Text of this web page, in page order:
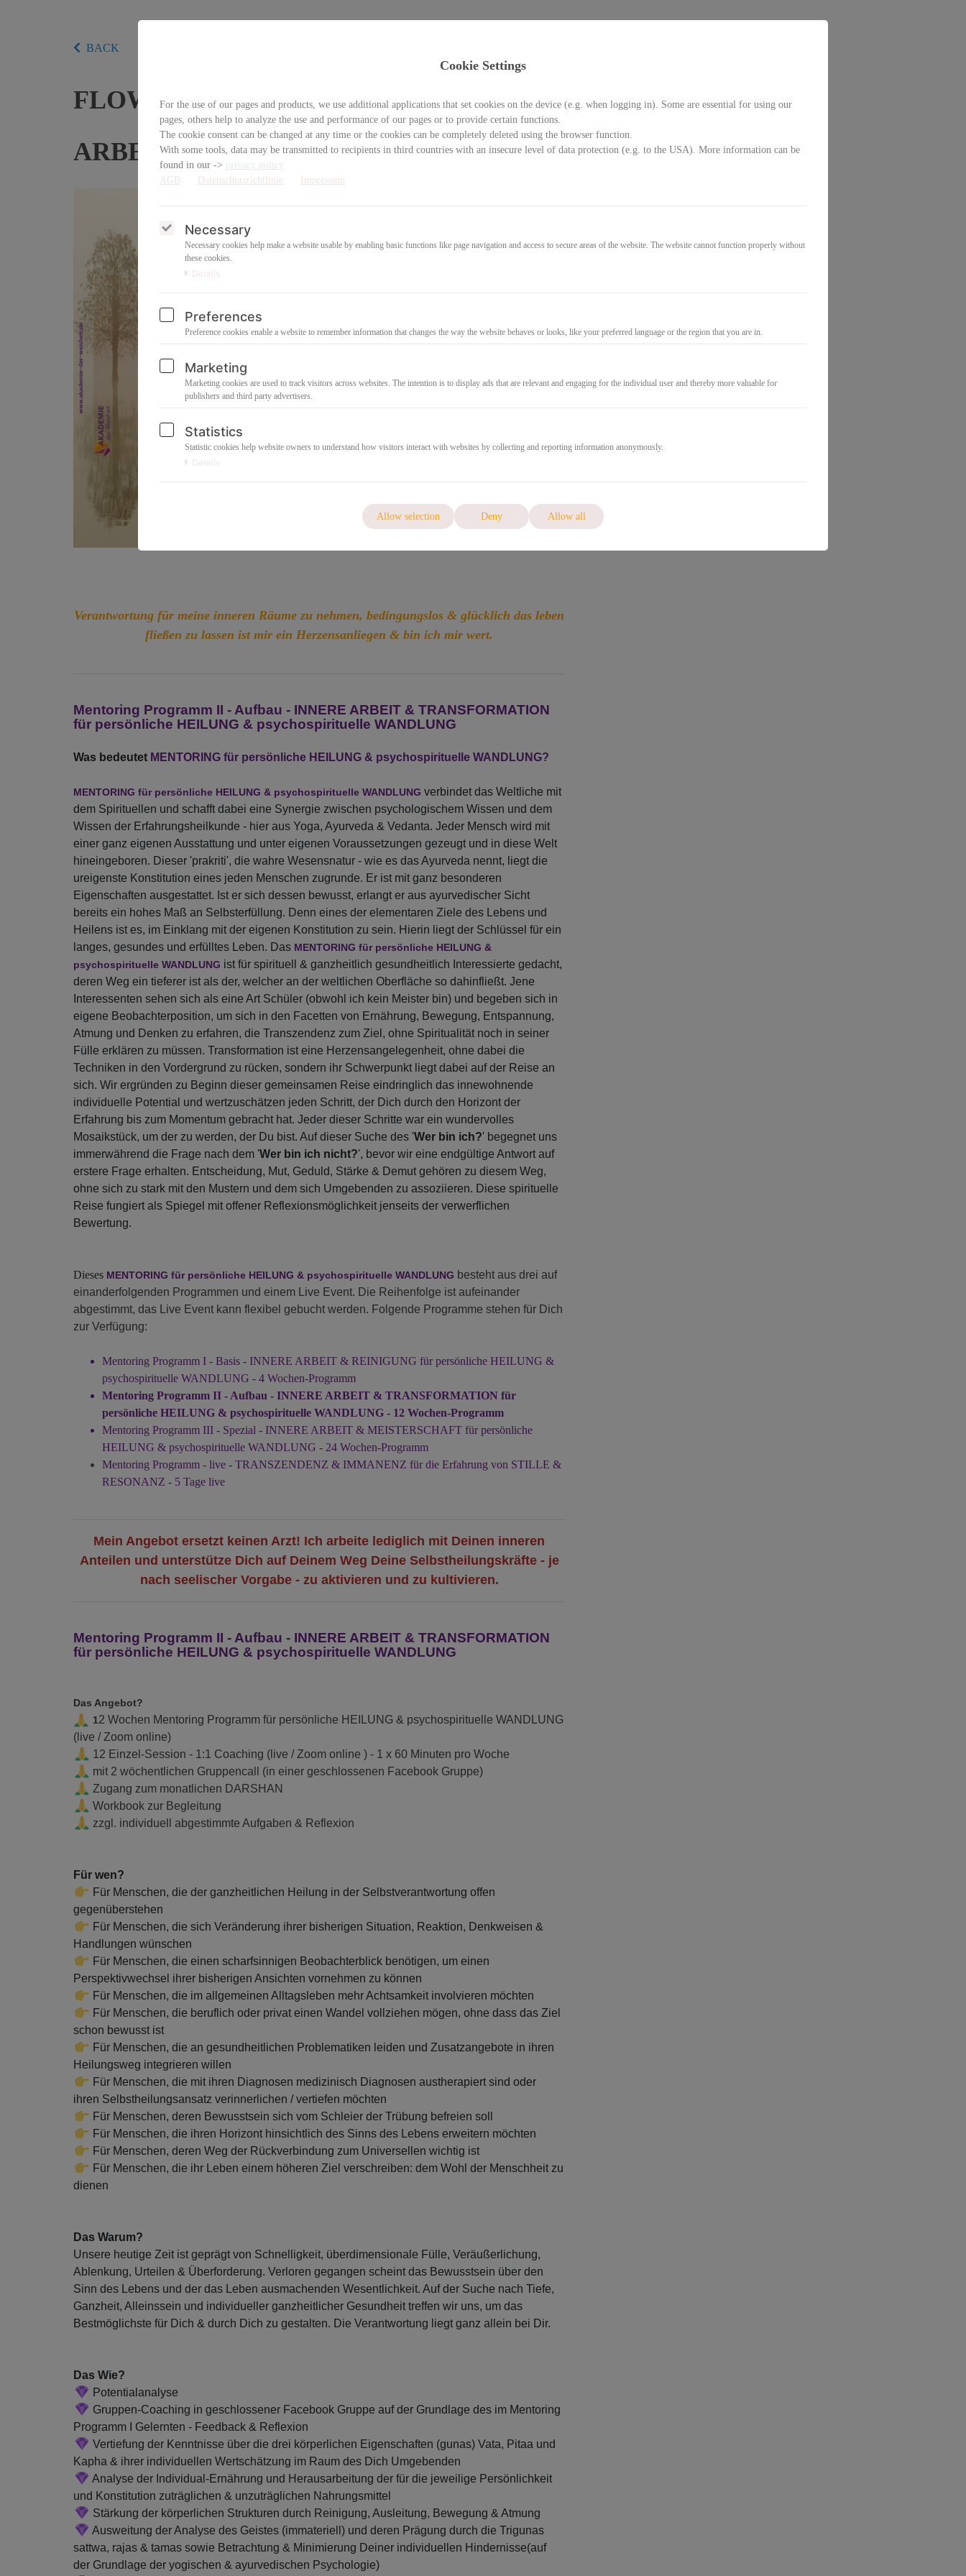
BACK
FLOW OF INNER SILENCE Mentoring Programm II - INNERE
ARBEIT & TRANSFORMATION
3.600,00€
Verantwortung für meine inneren Räume zu nehmen, bedingungslos & glücklich das leben
fließen zu lassen ist mir ein Herzensanliegen & bin ich mir wert.
Mentoring Programm II - Aufbau - INNERE ARBEIT & TRANSFORMATION
für persönliche HEILUNG & psychospirituelle WANDLUNG
Was bedeutet MENTORING für persönliche HEILUNG & psychospirituelle WANDLUNG?
MENTORING für persönliche HEILUNG & psychospirituelle WANDLUNG verbindet das Weltliche mit
dem Spirituellen und schafft dabei eine Synergie zwischen psychologischem Wissen und dem
Wissen der Erfahrungsheilkunde - hier aus Yoga, Ayurveda & Vedanta. Jeder Mensch wird mit
einer ganz eigenen Ausstattung und unter eigenen Voraussetzungen gezeugt und in diese Welt
hineingeboren. Dieser 'prakriti', die wahre Wesensnatur - wie es das Ayurveda nennt, liegt die
ureigenste Konstitution eines jeden Menschen zugrunde. Er ist mit ganz besonderen
Eigenschaften ausgestattet. Ist er sich dessen bewusst, erlangt er aus ayurvedischer Sicht
bereits ein hohes Maß an Selbsterfüllung. Denn eines der elementaren Ziele des Lebens und
Heilens ist es, im Einklang mit der eigenen Konstitution zu sein. Hierin liegt der Schlüssel für ein
langes, gesundes und erfülltes Leben. Das MENTORING für persönliche HEILUNG &
psychospirituelle WANDLUNG ist für spirituell & ganzheitlich gesundheitlich Interessierte gedacht,
deren Weg ein tieferer ist als der, welcher an der weltlichen Oberfläche so dahinfließt. Jene
Interessenten sehen sich als eine Art Schüler (obwohl ich kein Meister bin) und begeben sich in
eigene Beobachterposition, um sich in den Facetten von Ernährung, Bewegung, Entspannung,
Atmung und Denken zu erfahren, die Transzendenz zum Ziel, ohne Spiritualität noch in seiner
Fülle erklären zu müssen. Transformation ist eine Herzensangelegenheit, ohne dabei die
Techniken in den Vordergrund zu rücken, sondern ihr Schwerpunkt liegt dabei auf der Reise an
sich. Wir ergründen zu Beginn dieser gemeinsamen Reise eindringlich das innewohnende
individuelle Potential und wertzuschätzen jeden Schritt, der Dich durch den Horizont der
Erfahrung bis zum Momentum gebracht hat. Jeder dieser Schritte war ein wundervolles
Mosaikstück, um der zu werden, der Du bist. Auf dieser Suche des 'Wer bin ich?' begegnet uns
immerwährend die Frage nach dem 'Wer bin ich nicht?', bevor wir eine endgültige Antwort auf
erstere Frage erhalten. Entscheidung, Mut, Geduld, Stärke & Demut gehören zu diesem Weg,
ohne sich zu stark mit den Mustern und dem sich Umgebenden zu assoziieren. Diese spirituelle
Reise fungiert als Spiegel mit offener Reflexionsmöglichkeit jenseits der verwerflichen
Bewertung.
Dieses MENTORING für persönliche HEILUNG & psychospirituelle WANDLUNG besteht aus drei auf
einanderfolgenden Programmen und einem Live Event. Die Reihenfolge ist aufeinander
abgestimmt, das Live Event kann flexibel gebucht werden. Folgende Programme stehen für Dich
zur Verfügung:
Mentoring Programm I - Basis - INNERE ARBEIT & REINIGUNG für persönliche HEILUNG &
psychospirituelle WANDLUNG - 4 Wochen-Programm
Mentoring Programm II - Aufbau - INNERE ARBEIT & TRANSFORMATION für
persönliche HEILUNG & psychospirituelle WANDLUNG - 12 Wochen-Programm
Mentoring Programm III - Spezial - INNERE ARBEIT & MEISTERSCHAFT für persönliche
HEILUNG & psychospirituelle WANDLUNG - 24 Wochen-Programm
Mentoring Programm - live - TRANSZENDENZ & IMMANENZ für die Erfahrung von STILLE &
RESONANZ - 5 Tage live
Mein Angebot ersetzt keinen Arzt! Ich arbeite lediglich mit Deinen inneren
Anteilen und unterstütze Dich auf Deinem Weg Deine Selbstheilungskräfte - je
nach seelischer Vorgabe - zu aktivieren und zu kultivieren.
Mentoring Programm II - Aufbau - INNERE ARBEIT & TRANSFORMATION
für persönliche HEILUNG & psychospirituelle WANDLUNG
Das Angebot?
12 Wochen Mentoring Programm für persönliche HEILUNG & psychospirituelle WANDLUNG
(live / Zoom online)
12 Einzel-Session - 1:1 Coaching (live / Zoom online ) - 1 x 60 Minuten pro Woche
mit 2 wöchentlichen Gruppencall (in einer geschlossenen Facebook Gruppe)
Zugang zum monatlichen DARSHAN
Workbook zur Begleitung
zzgl. individuell abgestimmte Aufgaben & Reflexion
Für wen?
Für Menschen, die der ganzheitlichen Heilung in der Selbstverantwortung offen
gegenüberstehen
Für Menschen, die sich Veränderung ihrer bisherigen Situation, Reaktion, Denkweisen &
Handlungen wünschen
Für Menschen, die einen scharfsinnigen Beobachterblick benötigen, um einen
Perspektivwechsel ihrer bisherigen Ansichten vornehmen zu können
Für Menschen, die im allgemeinen Alltagsleben mehr Achtsamkeit involvieren möchten
Für Menschen, die beruflich oder privat einen Wandel vollziehen mögen, ohne dass das Ziel
schon bewusst ist
Für Menschen, die an gesundheitlichen Problematiken leiden und Zusatzangebote in ihren
Heilungsweg integrieren willen
Für Menschen, die mit ihren Diagnosen medizinisch Diagnosen austherapiert sind oder
ihren Selbstheilungsansatz verinnerlichen / vertiefen möchten
Für Menschen, deren Bewusstsein sich vom Schleier der Trübung befreien soll
Für Menschen, die ihren Horizont hinsichtlich des Sinns des Lebens erweitern möchten
Für Menschen, deren Weg der Rückverbindung zum Universellen wichtig ist
Für Menschen, die ihr Leben einem höheren Ziel verschreiben: dem Wohl der Menschheit zu
dienen
Das Warum?
Unsere heutige Zeit ist geprägt von Schnelligkeit, überdimensionale Fülle, Veräußerlichung,
Ablenkung, Urteilen & Überforderung. Verloren gegangen scheint das Bewusstsein über den
Sinn des Lebens und der das Leben ausmachenden Wesentlichkeit. Auf der Suche nach Tiefe,
Ganzheit, Alleinssein und individueller ganzheitlicher Gesundheit treffen wir uns, um das
Bestmöglichste für Dich & durch Dich zu gestalten. Die Verantwortung liegt ganz allein bei Dir.
Das Wie?
Potentialanalyse
Gruppen-Coaching in geschlossener Facebook Gruppe auf der Grundlage des im Mentoring
Programm I Gelernten - Feedback & Reflexion
Vertiefung der Kenntnisse über die drei körperlichen Eigenschaften (gunas) Vata, Pitaa und
Kapha & ihrer individuellen Wertschätzung im Raum des Dich Umgebenden
Analyse der Individual-Ernährung und Herausarbeitung der für die jeweilige Persönlichkeit
und Konstitution zuträglichen & unzuträglichen Nahrungsmittel
Stärkung der körperlichen Strukturen durch Reinigung, Ausleitung, Bewegung & Atmung
Ausweitung der Analyse des Geistes (immateriell) und deren Prägung durch die Trigunas
sattwa, rajas & tamas sowie Betrachtung & Minimierung Deiner individuellen Hindernisse(auf
der Grundlage der yogischen & ayurvedischen Psychologie)
Cookie Settings
For the use of our pages and products, we use additional applications that set cookies on the device (e.g. when logging in). Some are essential for using our
pages, others help to analyze the use and performance of our pages or to provide certain functions.
The cookie consent can be changed at any time or the cookies can be completely deleted using the browser function.
With some tools, data may be transmitted to recipients in third countries with an insecure level of data protection (e.g. to the USA). More information can be
found in our -> privacy policy
AGB
Datenschutzrichtlinie Impressum
Necessary
Necessary cookies help make a website usable by enabling basic functions like page navigation and access to secure areas of the website. The website cannot function properly without
these cookies.
Details
Preferences
Preference cookies enable a website to remember information that changes the way the website behaves or looks, like your preferred language or the region that you are in.
Marketing
Marketing cookies are used to track visitors across websites. The intention is to display ads that are relevant and engaging for the individual user and thereby more valuable for
publishers and third party advertisers.
Statistics
Statistic cookies help website owners to understand how visitors interact with websites by collecting and reporting information anonymously.
Details
Allow selection Deny Allow all